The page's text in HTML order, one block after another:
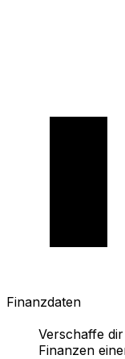
Finanzdaten
Verschaffe
Finanzen